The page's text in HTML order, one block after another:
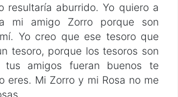
resultaría aburrido. Yo quiero a
mi amigo Zorro porque son
Yo creo que ese tesoro que
tesoro, porque los tesoros son
amigos fueran buenos te
eres. Mi Zorro y mi Rosa no me